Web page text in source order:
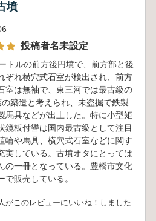
墳
投稿者名未設定
トルの前方後円墳で、前方部と後
ぞれ横穴式石室が検出され、前方
室は無袖で、東三河では最古級の
築造と考えられ、未盗掘で鉄製
馬具などが出土した。特に小型矩
鏡板付轡は国内最古級として注目
輪や馬具、横穴式石室などに関す
実している。古墳オタにとっては
の一冊となっている。豊橋市文化
で販売している。
がこのレビューにいいね！しました